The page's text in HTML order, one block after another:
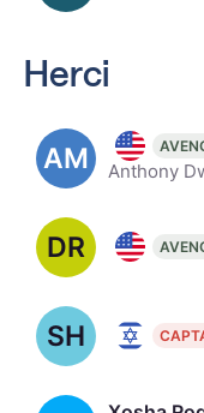
Herci
AM Anthony
DR Danny
SH Shira